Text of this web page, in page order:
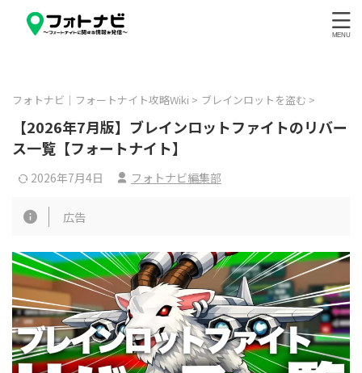
フォトナビ｜フォートナイト攻略Wiki > ブレインロットを盗む >
【2026年7月版】ブレインロットファイトのリバー
ス一覧【フォートナイト】
2026年7月4日 フォトナビ編集部
広告